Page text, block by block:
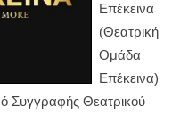
Επέκεινα
(Θεατρική
Ομάδα
Επέκεινα)
Συγγραφής Θεατρικού